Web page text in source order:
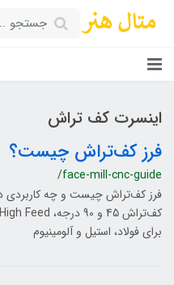
اینسرت کف تراش
فرز کف‌تراش چیست؟
/face-mill-cnc-guide
برای فولاد، استیل و آلومینیوم